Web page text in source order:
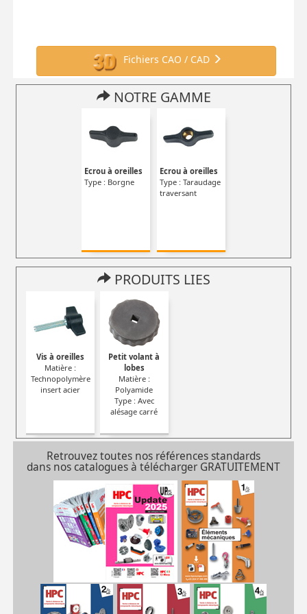
Fichiers CAO / CAD
NOTRE GAMME
Ecrou à oreilles
Type : Borgne
Ecrou à oreilles
Type : Taraudage
traversant
PRODUITS LIES
Vis à oreilles
Matière :
Technopolymère
insert acier
Petit volant à
lobes
Matière :
Polyamide
Type : Avec
alésage carré
Retrouvez toutes nos références standards
dans nos catalogues à télécharger GRATUITEMENT